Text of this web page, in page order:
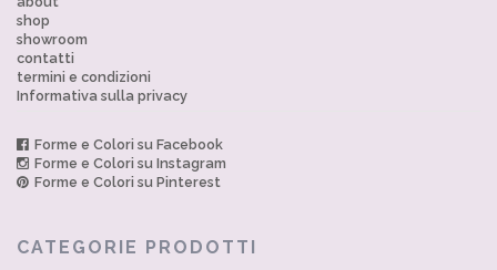
shop
showroom
contatti
termini e condizioni
Informativa sulla privacy
Forme e Colori su Facebook
Forme e Colori su Instagram
Forme e Colori su Pinterest
CATEGORIE PRODOTTI